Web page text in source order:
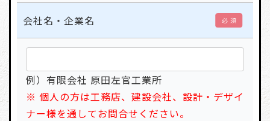
会社名・企業名 必 須
例）有限会社 原田左官工業所
※ 個人の方は工務店、建設会社、設計・デザイ
ナー様を通してお問合せください。